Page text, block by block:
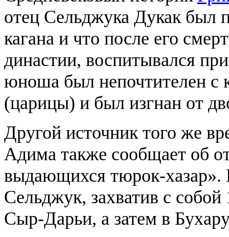
отец Сельджука Дукак был
кагана и что после его
династии, воспитывался
юноша был непочтителен с
(царицы) и был изгнан от
Другой источник того же
Адима также сообщает об
выдающихся тюрок-хазар».
Сельджук, захватив с собой
Сыр-Дарьи, а затем в